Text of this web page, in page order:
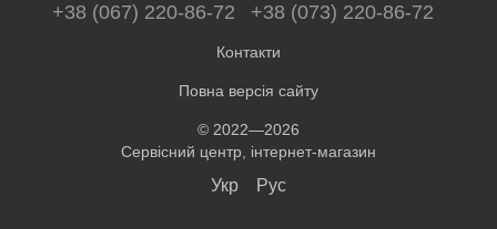
+38 (067) 220-86-72 +38 (073) 220-86-72
Контакти
Повна версія сайту
© 2022—2026
Сервісний центр, інтернет-магазин
Укр Рус